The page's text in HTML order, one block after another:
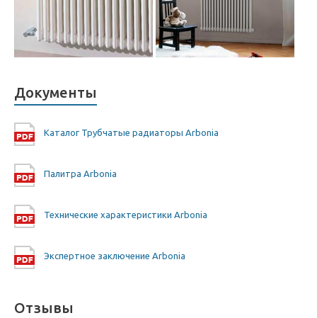
Документы
Каталог Трубчатые радиаторы Arbonia
Палитра Arbonia
Технические характеристики Arbonia
Экспертное заключение Arbonia
Отзывы